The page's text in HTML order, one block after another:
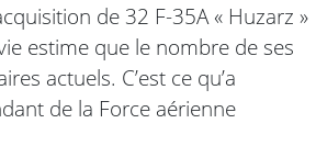
de 32 F-35A « Huzarz »
estime que le nombre de ses
actuels. C’est ce qu’a
de la Force aérienne